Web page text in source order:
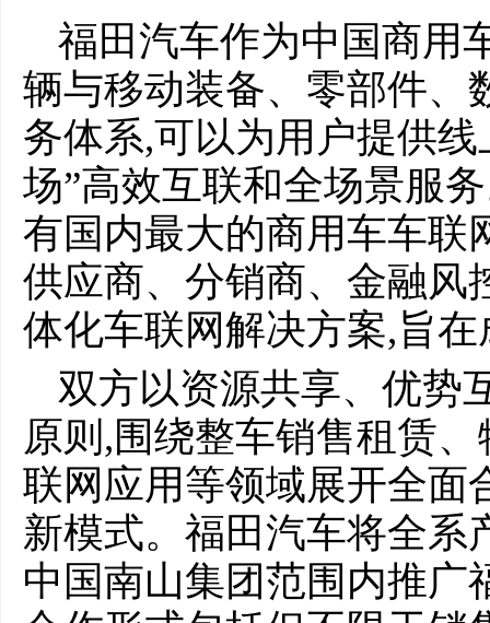
福田汽车作为中国商用
辆与移动装备、零部件、
务体系,可以为用户提供线
场”高效互联和全场景服
有国内最大的商用车车联
供应商、分销商、金融风
体化车联网解决方案,旨
双方以资源共享、优势
原则,围绕整车销售租赁
联网应用等领域展开全面
新模式。福田汽车将全系
中国南山集团范围内推广